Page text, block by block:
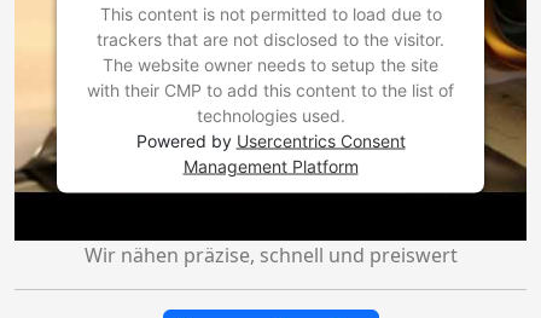
This content is not permitted to load due to
trackers that are not disclosed to the visitor.
The website owner needs to setup the site
with their CMP to add this content to the list of
technologies used.
Powered by Usercentrics Consent
Management Platform
Wir nähen präzise, schnell und preiswert